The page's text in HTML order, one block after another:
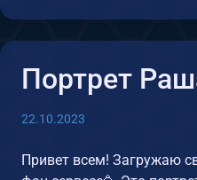
Портрет
22.10.2023
Привет всем! Загружаю